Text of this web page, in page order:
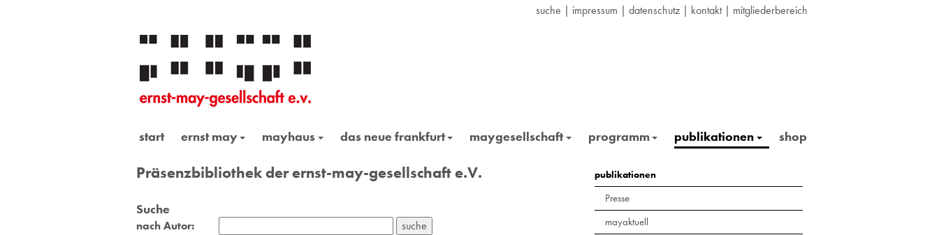
suche | impressum | datenschutz | kontakt| mitgliederbereich
start ernst may mayhaus das neue frankfurt maygesellschaft programm publikationen shop
Präsenzbibliothek der ernst-may-gesellschaft e.V.
Suche
nach Autor:
publikationen
Presse
mayaktuell